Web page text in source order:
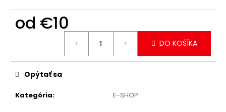
od €10
DO KOŠÍKA
Kategória: E-SHOP
Opýtať sa